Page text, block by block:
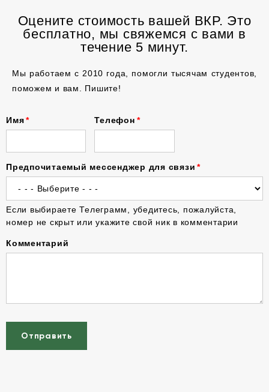
Оцените стоимость вашей ВКР. Это
бесплатно, мы свяжемся с вами в
течение 5 минут.
Мы работаем с 2010 года, помогли тысячам студентов,
поможем и вам. Пишите!
Имя Телефон
Предпочитаемый мессенджер для связи
Если выбираете Телеграмм, убедитесь, пожалуйста,
номер не скрыт или укажите свой ник в комментарии
Комментарий
Отправить